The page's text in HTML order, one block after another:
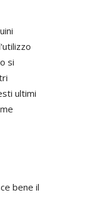
si
ultimi
bene il